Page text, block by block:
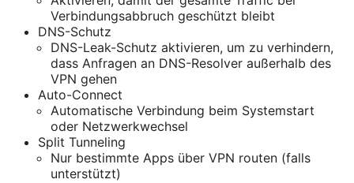
Verbindungsabbruch geschützt bleibt
DNS-Schutz
DNS-Leak-Schutz aktivieren, um zu verhindern,
dass Anfragen an DNS-Resolver außerhalb des
VPN gehen
Auto-Connect
Automatische Verbindung beim Systemstart
oder Netzwerkwechsel
Split Tunneling
Nur bestimmte Apps über VPN routen (falls
unterstützt)